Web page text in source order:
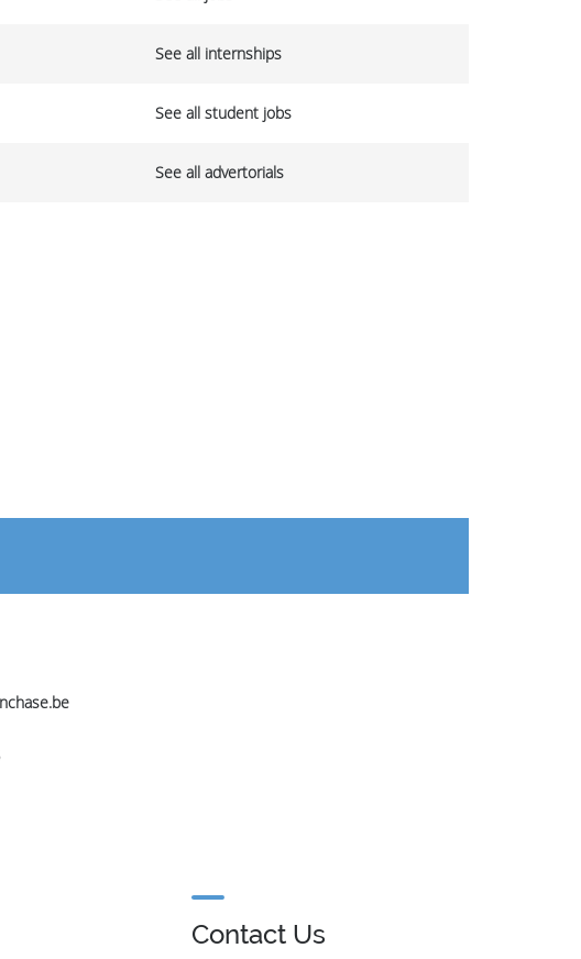
See all internships
See all student jobs
See all advertorials
Contact Us